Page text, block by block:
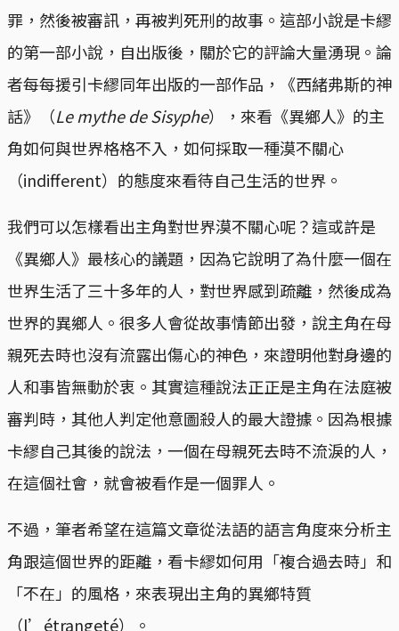
罪，然後被審訊，再被判死刑的故事。這部小說是卡繆
的第一部小說，自出版後，關於它的評論大量湧現。論
者每每援引卡繆同年出版的一部作品，《西緒弗斯的神
話》（Le mythe de Sisyphe），來看《異鄉人》的主
角如何與世界格格不入，如何採取一種漠不關心
（indifferent）的態度來看待自己生活的世界。
我們可以怎樣看出主角對世界漠不關心呢？這或許是
《異鄉人》最核心的議題，因為它說明了為什麼一個在
世界生活了三十多年的人，對世界感到疏離，然後成為
世界的異鄉人。很多人會從故事情節出發，說主角在母
親死去時也沒有流露出傷心的神色，來證明他對身邊的
人和事皆無動於衷。其實這種說法正正是主角在法庭被
審判時，其他人判定他意圖殺人的最大證據。因為根據
卡繆自己其後的說法，一個在母親死去時不流淚的人，
在這個社會，就會被看作是一個罪人。
不過，筆者希望在這篇文章從法語的語言角度來分析主
角跟這個世界的距離，看卡繆如何用「複合過去時」和
「不在」的風格，來表現出主角的異鄉特質
（l’étrangeté）。